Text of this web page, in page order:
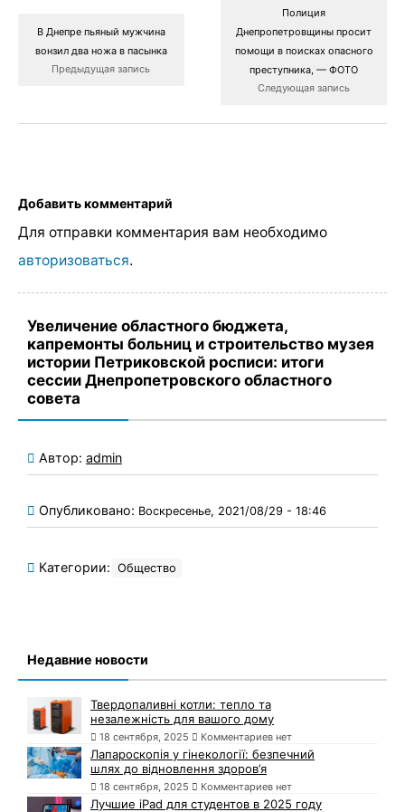
В Днепре пьяный мужчина
вонзил два ножа в пасынка
Предыдущая запись
Полиция
Днепропетровщины просит
помощи в поисках опасного
преступника, — ФОТО
Следующая запись
Добавить комментарий
Для отправки комментария вам необходимо
авторизоваться.
Увеличение областного бюджета,
капремонты больниц и строительство музея
истории Петриковской росписи: итоги
сессии Днепропетровского областного
совета
Автор: admin
Опубликовано: Воскресенье, 2021/08/29 - 18:46
Категории: Общество
Недавние новости
Твердопаливні котли: тепло та
незалежність для вашого дому
18 сентября, 2025 Комментариев нет
Лапароскопія у гінекології: безпечний
шлях до відновлення здоров’я
18 сентября, 2025 Комментариев нет
Лучшие iPad для студентов в 2025 году